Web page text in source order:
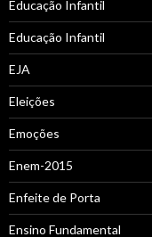
Educação Infantil
Educação Infantil
EJA
Eleições
Emoções
Enem-2015
Enfeite de Porta
Ensino Fundamental